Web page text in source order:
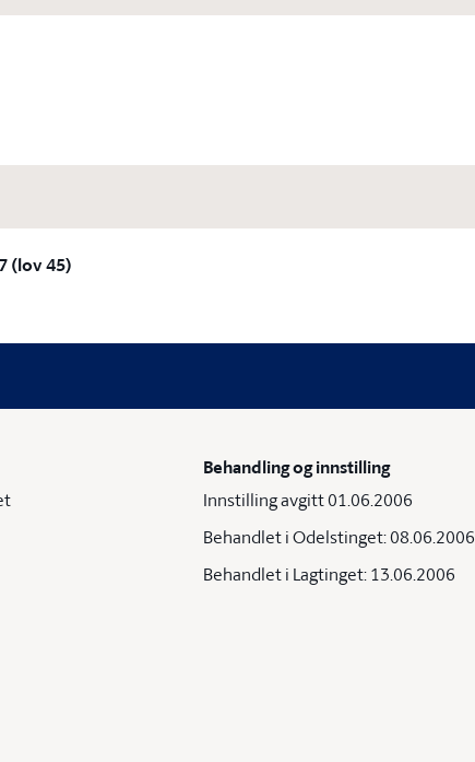
(lov 45)
Behandling og innstilling
Innstilling avgitt 01.06.2006
Behandlet i Odelstinget: 08.06.2006
Behandlet i Lagtinget: 13.06.2006